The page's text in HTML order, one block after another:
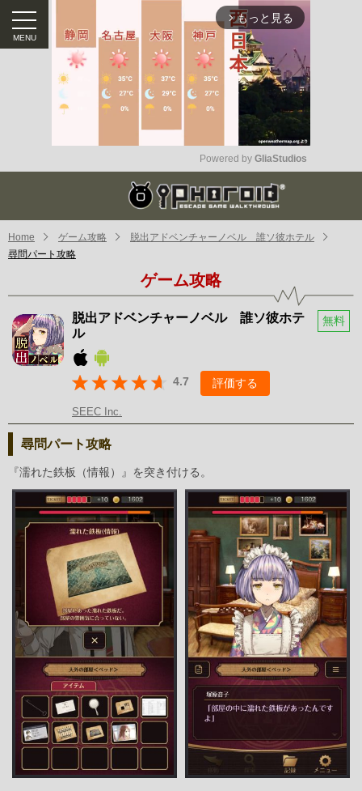
arrow_forward_ios もっと見る
Mute
Powered by GliaStudios
Home ゲーム攻略
脱出アドベンチャーノベル 誰ソ彼ホテル
尋問パート攻略
ゲーム攻略
脱出アドベンチャーノベル 誰ソ彼ホテ
ル
無料
4.7 評価する
SEEC Inc.
尋問パート攻略
『濡れた鉄板（情報）』を突き付ける。